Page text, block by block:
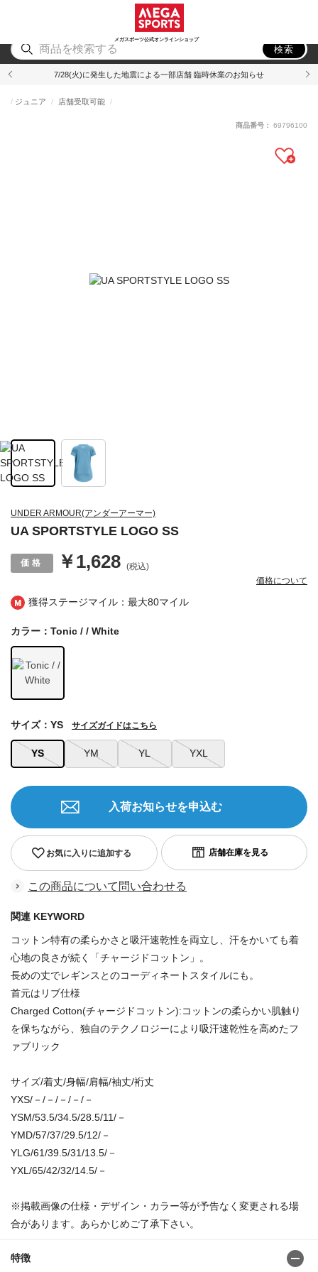
メガスポーツ公式オンラインショップ
アウトドア
検索
7/28(火)に発生した地震による一部店舗 臨時休業のお知らせ
獲得ステージマイル：最大80マイル
UNDER ARMOUR(アンダーアーマー)
UA SPORTSTYLE LOGO SS
ジュニア 店舗受取可能
￥1,628 (税込)
価格について
商品番号： 69796100
カラー：Tonic / / White
YS YM YL YXL
サイズ：YS サイズガイドはこちら
お気に入りに追加する
入荷お知らせを申込む
この商品について問い合わせる
関連 KEYWORD
コットン特有の柔らかさと吸汗速乾性を両立し、汗をかいても着
心地の良さが続く「チャージドコットン」。
長めの丈でレギンスとのコーディネートスタイルにも。
首元はリブ仕様
Charged Cotton(チャージドコットン):コットンの柔らかい肌触り
を保ちながら、独自のテクノロジーにより吸汗速乾性を高めたフ
ァブリック
サイズ/着丈/身幅/肩幅/袖丈/裄丈
YXS/－/－/－/－/－
YSM/53.5/34.5/28.5/11/－
YMD/57/37/29.5/12/－
YLG/61/39.5/31/13.5/－
YXL/65/42/32/14.5/－
※掲載画像の仕様・デザイン・カラー等が予告なく変更される場
合があります。あらかじめご了承下さい。
特徴